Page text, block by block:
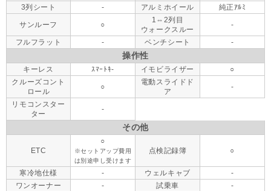
3列シート - アルミホイール 純正ｱﾙﾐ
サンルーフ ○
1⇔2列目
ウォークスルー
-
フルフラット - ベンチシート -
操作性
キーレス ｽﾏｰﾄｷ- イモビライザー
○
クルーズコント
ロール
○
電動スライドド
ア
-
リモコンスター
ター
-
その他
ETC
○
※セットアップ費用
は別途申し受けます
点検記録簿 ○
寒冷地仕様 - ウェルキャブ
-
ワンオーナー
- 試乗車 -